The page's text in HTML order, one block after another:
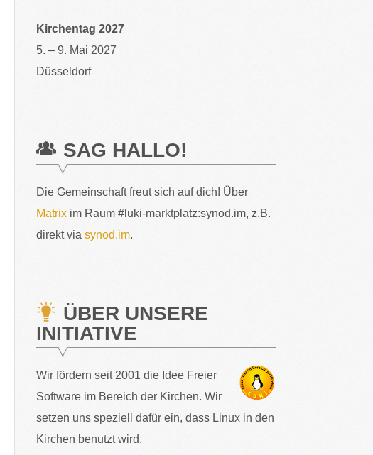
Kirchentag 2027
5. – 9. Mai 2027
Düsseldorf
SAG HALLO!
Die Gemeinschaft freut sich auf dich! Über
Matrix im Raum #luki-marktplatz:synod.im, z.B.
direkt viasynod.im.
ÜBER UNSERE
INITIATIVE
Wir fördern seit 2001 die Idee Freier
Software im Bereich der Kirchen. Wir
setzen uns speziell dafür ein, dass Linux in den
Kirchen benutzt wird.